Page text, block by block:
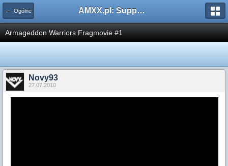
← Ogólne AMXX.pl: Support AMX Mod X i SourceMod
Armageddon Warriors Fragmovie #1
Novy93
27.07.2010